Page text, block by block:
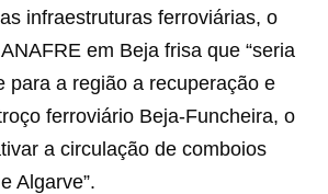
infraestruturas ferroviárias, o
em Beja frisa que “seria
para a região a recuperação e
ferroviário Beja-Funcheira, o
a circulação de comboios
Algarve”.